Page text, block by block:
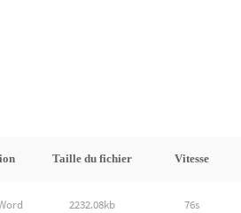
Taille du fichier Vitesse
2232.08kb 76s